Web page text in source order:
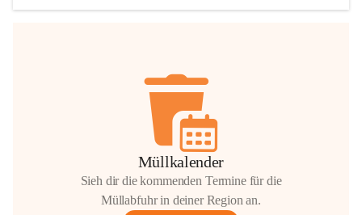
Müllkalender
Sieh dir die kommenden Termine für die
Müllabfuhr in deiner Region an.